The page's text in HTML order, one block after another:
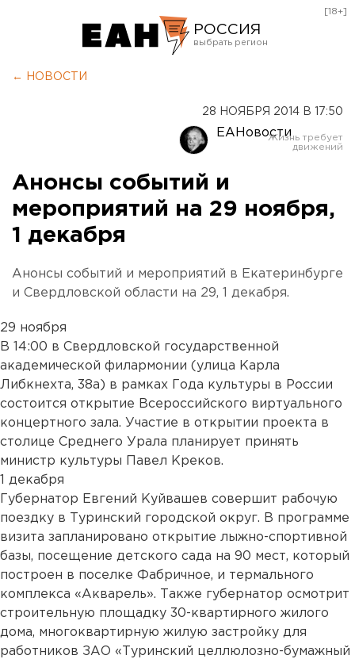
РОССИЯ
Оренбург
[18+]
← НОВОСТИ
28 НОЯБРЯ 2014 В 17:50
ЕАНовости
Анонсы событий и
мероприятий на 29 ноября,
1 декабря
Анонсы событий и мероприятий в Екатеринбурге
и Свердловской области на 29, 1 декабря.
29 ноября
В 14:00 в Свердловской государственной
академической филармонии (улица Карла
Либкнехта, 38а) в рамках Года культуры в России
состоится открытие Всероссийского виртуального
концертного зала. Участие в открытии проекта в
столице Среднего Урала планирует принять
министр культуры Павел Креков.
1 декабря
Губернатор Евгений Куйвашев совершит рабочую
поездку в Туринский городской округ. В программе
визита запланировано открытие лыжно-спортивной
базы, посещение детского сада на 90 мест, который
построен в поселке Фабричное, и термального
комплекса «Акварель». Также губернатор осмотрит
строительную площадку 30-квартирного жилого
дома, многоквартирную жилую застройку для
работников ЗАО «Туринский целлюлозно-бумажный